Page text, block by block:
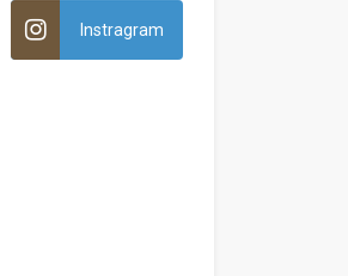
Instragram